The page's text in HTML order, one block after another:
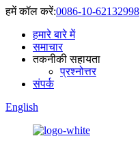
हमें कॉल करें:0086-10-62132998
हमारे बारे में
समाचार
तकनीकी सहायता
प्रश्नोत्तर
संपर्क
English